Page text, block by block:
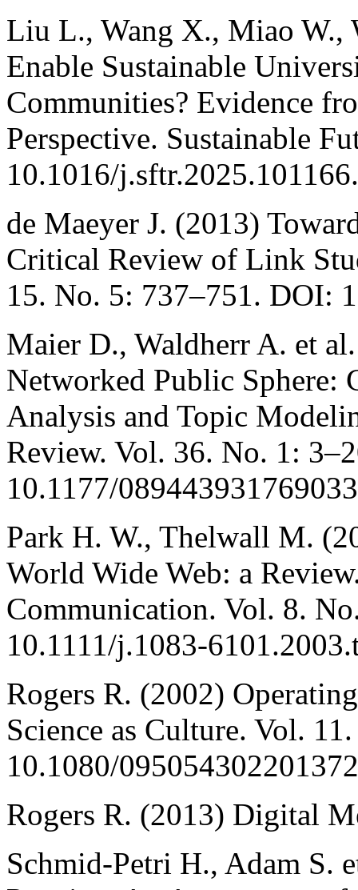
Liu L., Wang X., Miao W.,
Enable Sustainable
Communities? Evidence
Perspective. Sustainable
10.1016/j.sftr.2025.101166.
de Maeyer J. (2013)
Critical Review of Link
15. No. 5: 737–751. DOI:
Maier D., Waldherr A. et
Networked Public
Analysis and Topic
Review. Vol. 36. No. 1:
10.1177/
Park H. W., Thelwall M.
World Wide Web: a
Communication. Vol. 8.
10.1111/j.1083-
Rogers R. (2002)
Science as Culture. Vol.
10.1080/
Rogers R. (2013) Digital
Schmid-Petri H., Adam S.